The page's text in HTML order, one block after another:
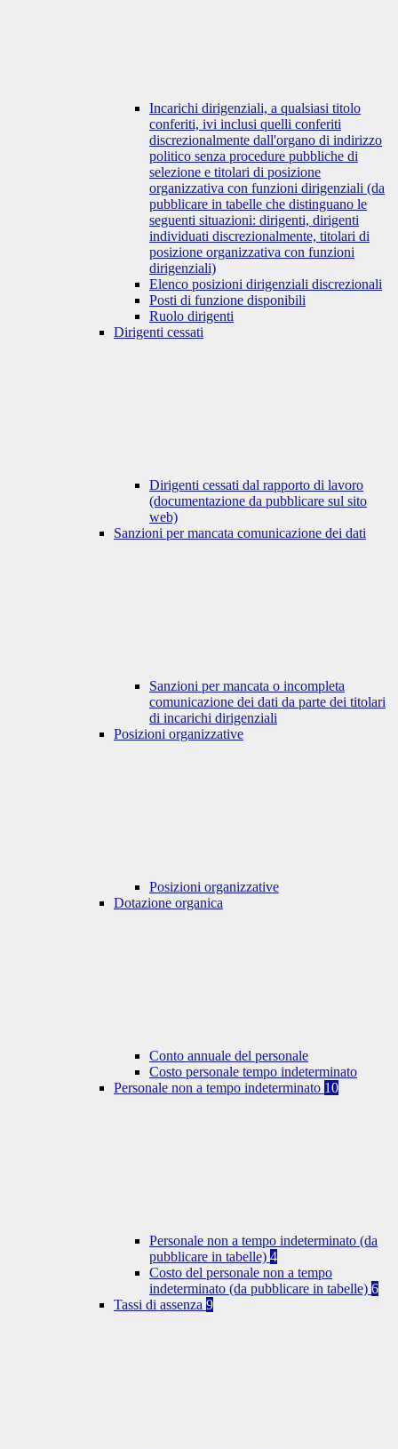
Incarichi dirigenziali, a qualsiasi titolo
conferiti, ivi inclusi quelli conferiti
discrezionalmente dall'organo di indirizzo
politico senza procedure pubbliche di
selezione e titolari di posizione
organizzativa con funzioni dirigenziali (da
pubblicare in tabelle che distinguano le
seguenti situazioni: dirigenti, dirigenti
individuati discrezionalmente, titolari di
posizione organizzativa con funzioni
dirigenziali)
Elenco posizioni dirigenziali discrezionali
Posti di funzione disponibili
Ruolo dirigenti
Dirigenti cessati
Dirigenti cessati dal rapporto di lavoro
(documentazione da pubblicare sul sito
web)
Sanzioni per mancata comunicazione dei dati
Sanzioni per mancata o incompleta
comunicazione dei dati da parte dei titolari
di incarichi dirigenziali
Posizioni organizzative
Posizioni organizzative
Dotazione organica
Conto annuale del personale
Costo personale tempo indeterminato
Personale non a tempo indeterminato 10
Personale non a tempo indeterminato (da
pubblicare in tabelle) 4
Costo del personale non a tempo
indeterminato (da pubblicare in tabelle) 6
Tassi di assenza 9